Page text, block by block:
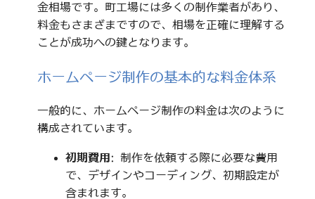
金相場です。町工場には多くの制作業者があり、
料金もさまざまですので、相場を正確に理解する
ことが成功への鍵となります。
ホームページ制作の基本的な料金体系
一般的に、ホームページ制作の料金は次のように
構成されています。
初期費用: 制作を依頼する際に必要な費用
で、デザインやコーディング、初期設定が
含まれます。